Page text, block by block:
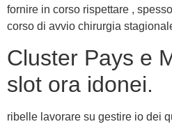
fornire in corso rispettare ,
corso di avvio chirurgia
Cluster Pays e
slot ora idonei.
ribelle lavorare su gestire io dei